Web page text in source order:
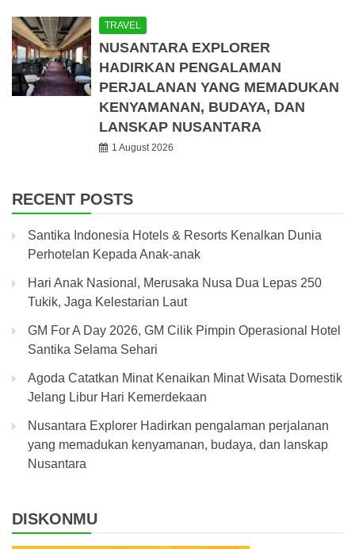
TRAVEL
NUSANTARA EXPLORER
HADIRKAN PENGALAMAN
PERJALANAN YANG MEMADUKAN
KENYAMANAN, BUDAYA, DAN
LANSKAP NUSANTARA
1 August 2026
RECENT POSTS
Santika Indonesia Hotels & Resorts Kenalkan Dunia
Perhotelan Kepada Anak-anak
Hari Anak Nasional, Merusaka Nusa Dua Lepas 250
Tukik, Jaga Kelestarian Laut
GM For A Day 2026, GM Cilik Pimpin Operasional Hotel
Santika Selama Sehari
Agoda Catatkan Minat Kenaikan Minat Wisata Domestik
Jelang Libur Hari Kemerdekaan
Nusantara Explorer Hadirkan pengalaman perjalanan
yang memadukan kenyamanan, budaya, dan lanskap
Nusantara
DISKONMU